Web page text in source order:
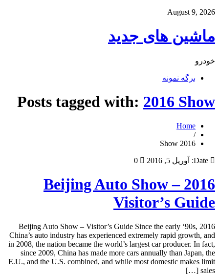
August 9, 2026
ماشین های جدید
خودرو
برگه نمونه
Posts tagged with: 2016 Show
Home
/
2016 Show
Date: آوریل 5, 2016 0
2016 Beijing Auto Show –
Visitor’s Guide
2016 Beijing Auto Show – Visitor’s Guide Since the early ‘90s,
China’s auto industry has experienced extremely rapid growth, and
in 2008, the nation became the world’s largest car producer. In fact,
since 2009, China has made more cars annually than Japan, the
E.U., and the U.S. combined, and while most domestic makes limit
sales […]